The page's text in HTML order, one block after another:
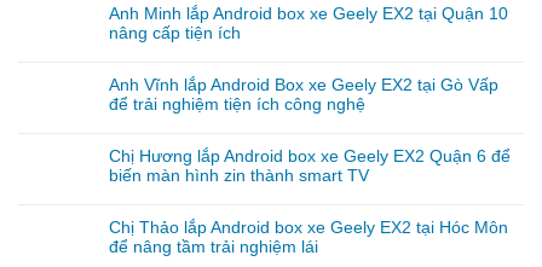
Anh Minh lắp Android box xe Geely EX2 tại Quận 10
nâng cấp tiện ích
Anh Vĩnh lắp Android Box xe Geely EX2 tại Gò Vấp
để trải nghiệm tiện ích công nghệ
Chị Hương lắp Android box xe Geely EX2 Quận 6 để
biến màn hình zin thành smart TV
Chị Thảo lắp Android box xe Geely EX2 tại Hóc Môn
để nâng tầm trải nghiệm lái